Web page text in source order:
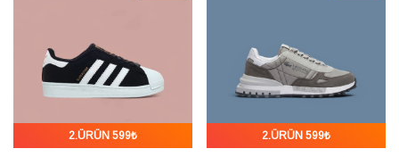
2.ÜRÜN 599₺ 2.ÜRÜN 599₺